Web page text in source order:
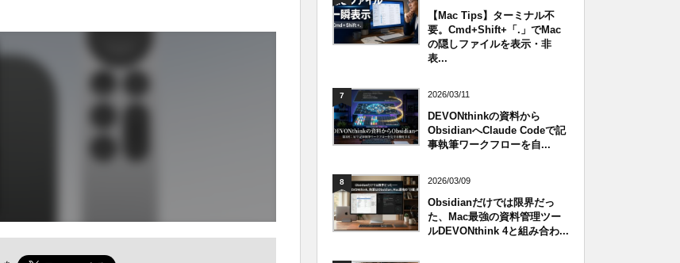
【Mac Tips】ターミナル不
要。Cmd+Shift+「.」でMac
の隠しファイルを表示・非
表...
7 2026/03/11
DEVONthinkの資料から
ObsidianへClaude Codeで記
事執筆ワークフローを自...
8 2026/03/09
Obsidianだけでは限界だっ
た、Mac最強の資料管理ツー
ルDEVONthink 4と組み合わ...